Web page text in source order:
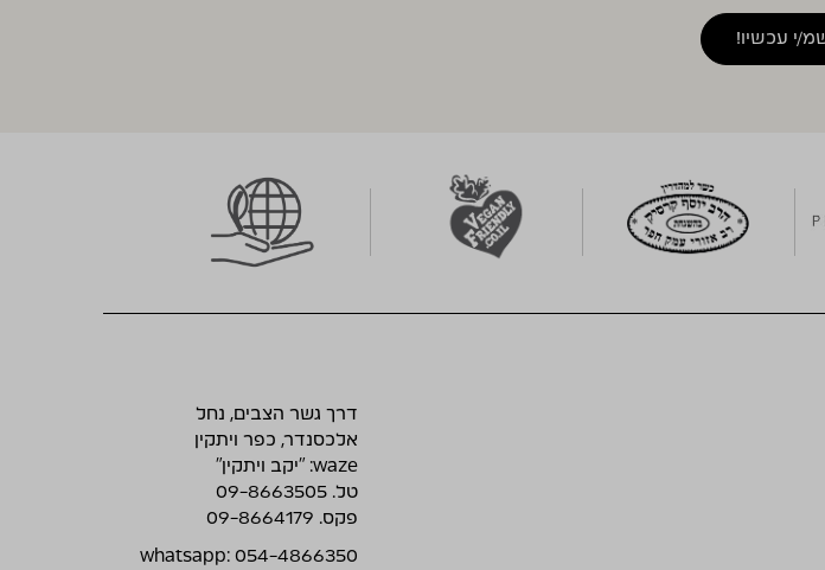
דרך גשר הצבים, נחל
אלכסנדר, כפר ויתקין
waze: ״יקב ויתקין״
טל. 09-8663505
פקס. 09-8664179
whatsapp: 054-4866350